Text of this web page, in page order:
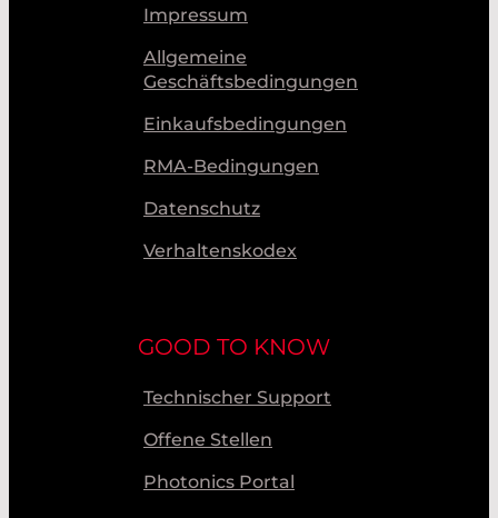
Impressum
Allgemeine
Geschäftsbedingungen
Einkaufsbedingungen
RMA-Bedingungen
Datenschutz
Verhaltenskodex
GOOD TO KNOW
Technischer Support
Offene Stellen
Photonics Portal